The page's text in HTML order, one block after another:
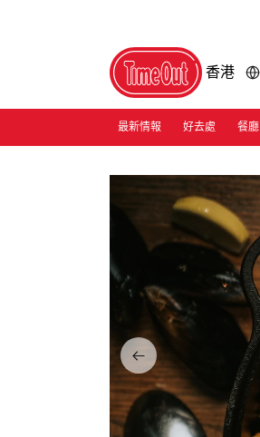
香港
最新情報 好去處 餐廳